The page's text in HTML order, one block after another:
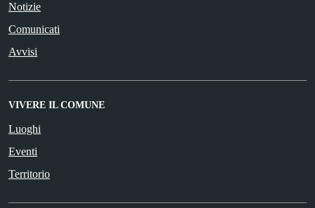
Notizie
Comunicati
Avvisi
VIVERE IL COMUNE
Luoghi
Eventi
Territorio